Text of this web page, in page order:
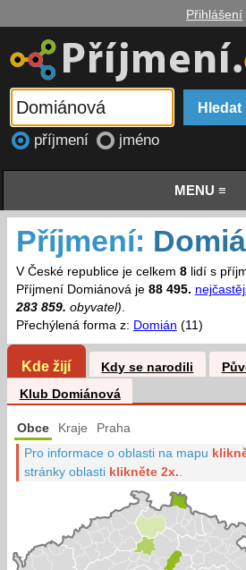
Přihlášení
příjmení jméno
MENU ≡
Příjmení:
V České republice je celkem 8lidí s
Příjmení Domiánová je 88 495.
283 859. obyvatel).
Přechýlená forma z: Domián (11)
Kde žijí Kdy se narodili
Klub Domiánová
Obce Kraje Praha
Pro informace o oblasti na mapu
stránky oblasti klikněte 2x.